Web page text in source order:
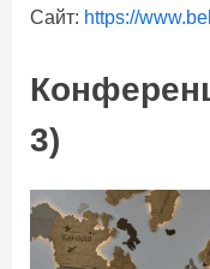
Сайт: https://
3)